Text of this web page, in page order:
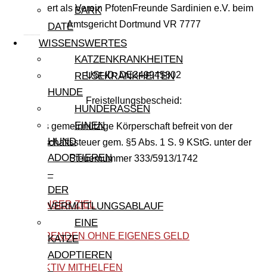
BARK
DATE
WISSENSWERTES
KATZENKRANKHEITEN
REISEKRANKHEITEN
HUNDE
HUNDERASSEN
EINEN
HUND
ADOPTIEREN
–
DER
VERMITTLUNGSABLAUF
EINE
KATZE
ADOPTIEREN
Registriert als Verein PfotenFreunde Sardinien e.V. beim
Amtsgericht Dortmund VR 7777
USt-ID: DE349945802
Freistellungsbescheid:
Als gemeinnützige Körperschaft befreit von der
Körperschaftssteuer gem. §5 Abs. 1 S. 9 KStG. unter der
Steuernummer 333/5913/1742
UNSER ZIEL
SPENDEN OHNE EIGENES GELD
AKTIV MITHELFEN